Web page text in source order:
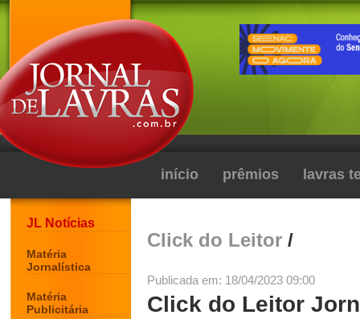
início prêmios lavras
JL Notícias
Matéria
Jornalística
Matéria
Publicitária
Click do Leitor /
Publicada em: 18/04/2023 09:00
Click do Leitor